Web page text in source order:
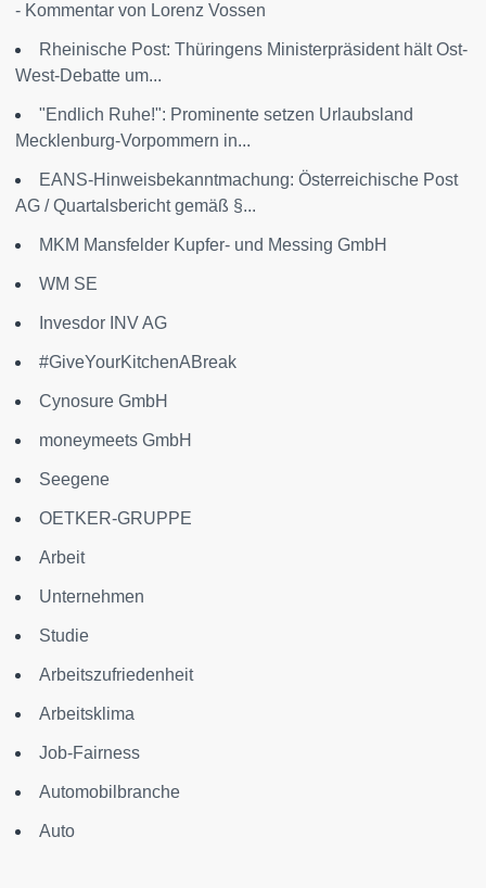
- Kommentar von Lorenz Vossen
Rheinische Post: Thüringens Ministerpräsident hält Ost-
West-Debatte um...
"Endlich Ruhe!": Prominente setzen Urlaubsland
Mecklenburg-Vorpommern in...
EANS-Hinweisbekanntmachung: Österreichische Post
AG / Quartalsbericht gemäß §...
MKM Mansfelder Kupfer- und Messing GmbH
WM SE
Invesdor INV AG
#GiveYourKitchenABreak
Cynosure GmbH
moneymeets GmbH
Seegene
OETKER-GRUPPE
Arbeit
Unternehmen
Studie
Arbeitszufriedenheit
Arbeitsklima
Job-Fairness
Automobilbranche
Auto